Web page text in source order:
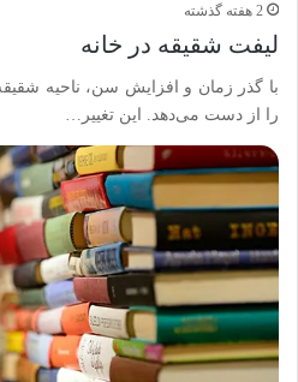
2 هفته گذشته
لیفت شقیقه در خانه
با گذر زمان و افزایش سن، ناحیه
را از دست می‌دهد. این تغییر…